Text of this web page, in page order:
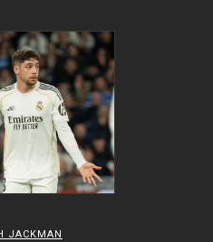
JACKMAN